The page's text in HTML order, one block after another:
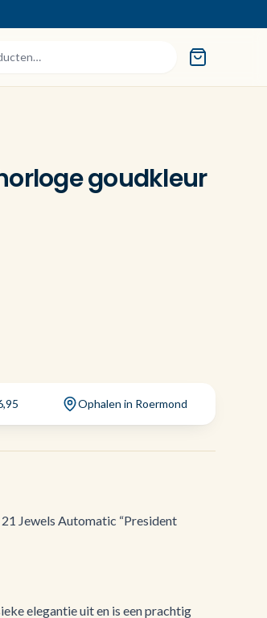
goudkleur
Ophalen in Roermond
Jewels Automatic “President
elegantie uit en is een prachtig